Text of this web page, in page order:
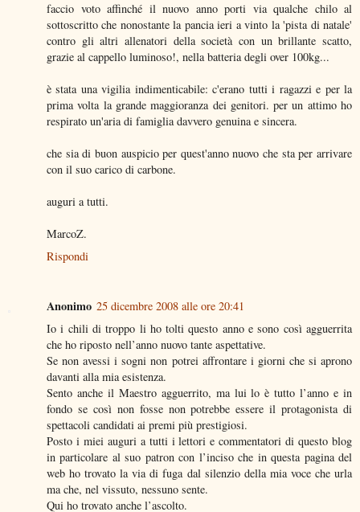
faccio voto affinché il nuovo anno porti via qualche chilo al
sottoscritto che nonostante la pancia ieri a vinto la 'pista di natale'
contro gli altri allenatori della società con un brillante scatto,
grazie al cappello luminoso!, nella batteria degli over 100kg...
è stata una vigilia indimenticabile: c'erano tutti i ragazzi e per la
prima volta la grande maggioranza dei genitori. per un attimo ho
respirato un'aria di famiglia davvero genuina e sincera.
che sia di buon auspicio per quest'anno nuovo che sta per arrivare
con il suo carico di carbone.
auguri a tutti.
MarcoZ.
Rispondi
Anonimo 25 dicembre 2008 alle ore 20:41
Io i chili di troppo li ho tolti questo anno e sono così agguerrita
che ho riposto nell’anno nuovo tante aspettative.
Se non avessi i sogni non potrei affrontare i giorni che si aprono
davanti alla mia esistenza.
Sento anche il Maestro agguerrito, ma lui lo è tutto l’anno e in
fondo se così non fosse non potrebbe essere il protagonista di
spettacoli candidati ai premi più prestigiosi.
Posto i miei auguri a tutti i lettori e commentatori di questo blog
in particolare al suo patron con l’inciso che in questa pagina del
web ho trovato la via di fuga dal silenzio della mia voce che urla
ma che, nel vissuto, nessuno sente.
Qui ho trovato anche l’ascolto.